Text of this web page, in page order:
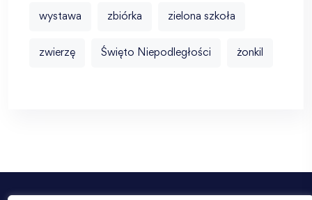
wystawa zbiórka zielona szkoła
zwierzę Święto Niepodległości żonkil